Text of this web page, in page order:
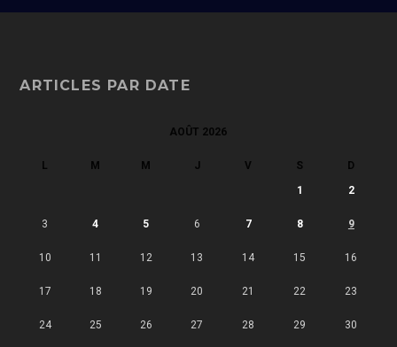
ARTICLES PAR DATE
AOÛT 2026
L M M J V S D
1 2
3 4 5 6 7 8 9
10 11 12 13 14 15 16
17 18 19 20 21 22 23
24 25 26 27 28 29 30